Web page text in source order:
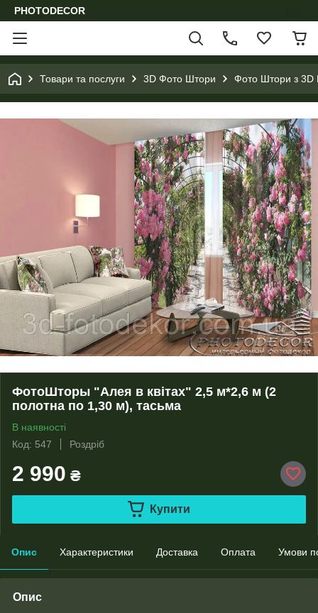
PHOTODECOR
Товари та послуги 3D Фото Штори Фото Штори з 3D
ФотоШторы "Алея в квітах" 2,5 м*2,6 м (2
полотна по 1,30 м), тасьма
В наявності
Код: 547
Роздріб
2 990 ₴
Купити
Опис Характеристики Доставка Оплата Умови
Опис